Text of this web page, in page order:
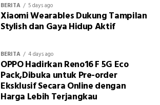
BERITA 5 days ago
Xiaomi Wearables Dukung Tampilan
Stylish dan Gaya Hidup Aktif
BERITA 4 days ago
OPPO Hadirkan Reno16 F 5G Eco
Pack,Dibuka untuk Pre-order
Eksklusif Secara Online dengan
Harga Lebih Terjangkau